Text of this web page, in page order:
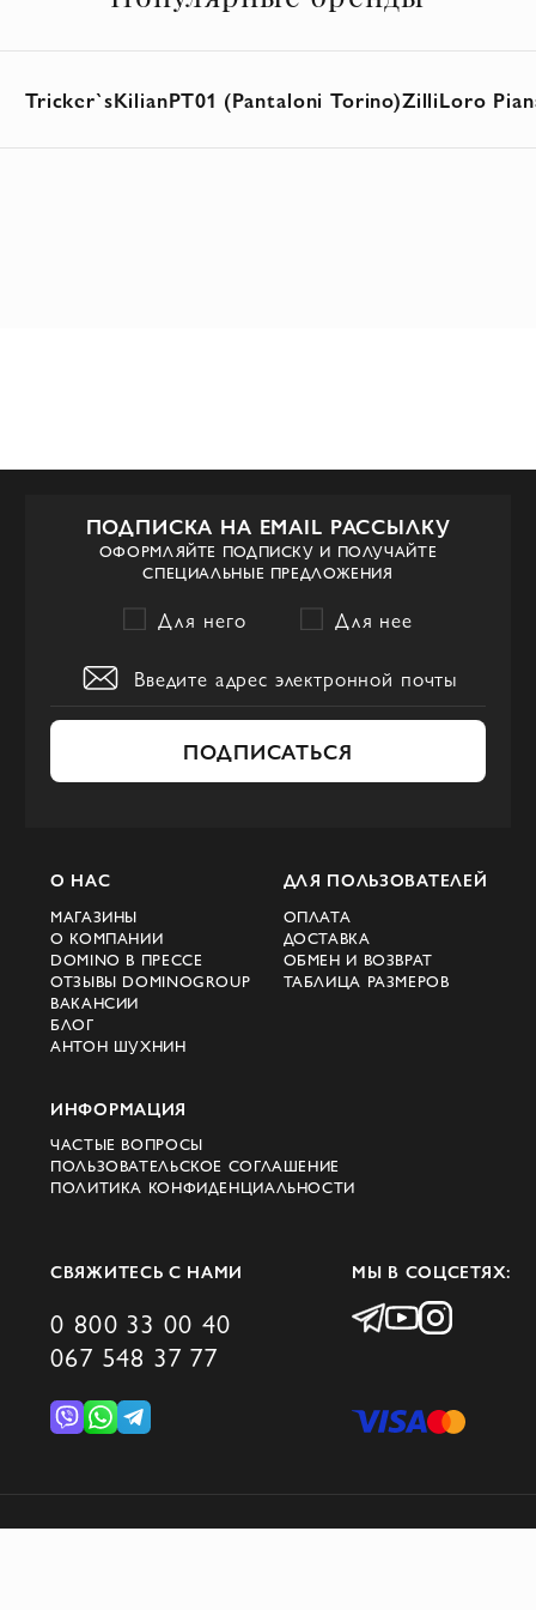
Tricker`sKilianPT01 (Pantaloni Torino)ZilliLoro
ПОДПИСКА НА EMAIL РАССЫЛКУ
ОФОРМЛЯЙТЕ ПОДПИСКУ И ПОЛУЧАЙТЕ
СПЕЦИАЛЬНЫЕ ПРЕДЛОЖЕНИЯ
Для него Для нее
ПОДПИСАТЬСЯ
О НАС
МАГАЗИНЫ
О КОМПАНИИ
DOMINO В ПРЕССЕ
ОТЗЫВЫ DOMINOGROUP
ВАКАНСИИ
БЛОГ
АНТОН ШУХНИН
ДЛЯ ПОЛЬЗОВАТЕЛЕЙ
ОПЛАТА
ДОСТАВКА
ОБМЕН И ВОЗВРАТ
ТАБЛИЦА РАЗМЕРОВ
ИНФОРМАЦИЯ
ЧАСТЫЕ ВОПРОСЫ
ПОЛЬЗОВАТЕЛЬСКОЕ СОГЛАШЕНИЕ
ПОЛИТИКА КОНФИДЕНЦИАЛЬНОСТИ
СВЯЖИТЕСЬ С НАМИ
0 800 33 00 40
067 548 37 77
МЫ В СОЦСЕТЯХ:
© 2026 DOMINO GROUP